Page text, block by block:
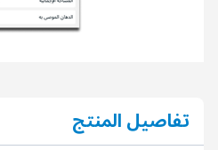
تفاصيل المنتج